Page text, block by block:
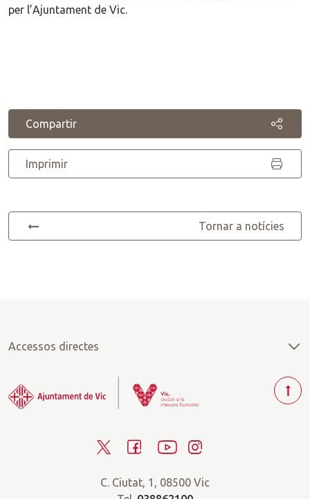
per l’Ajuntament de Vic.
Compartir
Imprimir
Tornar a notícies
Accessos directes
i
c
Y
u
s
C. Ciutat, 1, 08500 Vic
T